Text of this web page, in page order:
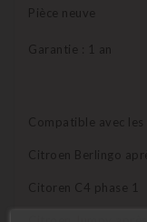
Pièce neuve
Garantie : 1 an
Compatible avec les
Citroen Berlingo
Citoren C4 phase 1